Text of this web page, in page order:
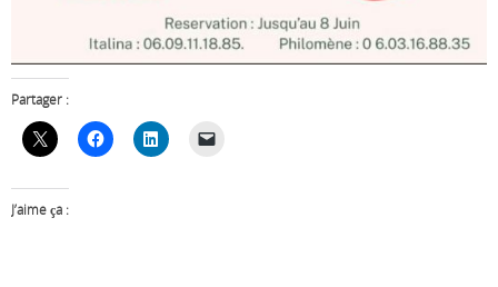
Partager :
J’aime ça :